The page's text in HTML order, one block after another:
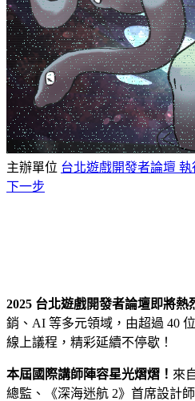
主辦單位 台北遊戲開發者論壇
下一步
2025 台北遊戲開發者論壇即將熱
銷、AI 等多元領域，由超過 40
線上議程，精彩延續不停歇！
本屆國際講師陣容星光熠熠！ 來
總監、《深海迷航 2》首席設計